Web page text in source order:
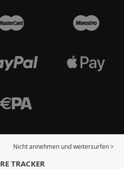
Nicht annehmen und weitersurfen >
TRACKER